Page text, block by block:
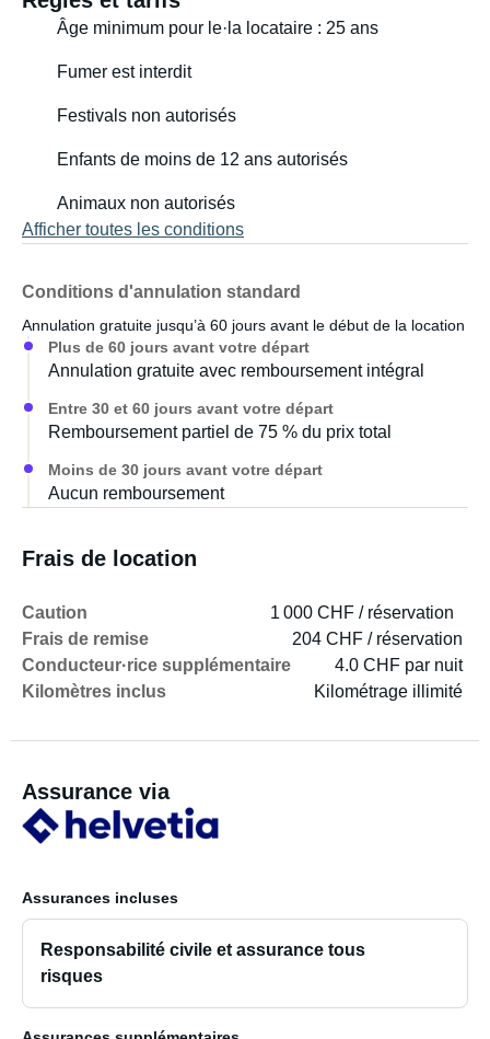
Âge minimum pour le·la locataire : 25 ans
Fumer est interdit
Festivals non autorisés
Enfants de moins de 12 ans autorisés
Animaux non autorisés
Afficher toutes les conditions
Conditions d'annulation standard
Annulation gratuite jusqu’à 60 jours avant le début de la location
Plus de 60 jours avant votre départ
Annulation gratuite avec remboursement intégral
Entre 30 et 60 jours avant votre départ
Remboursement partiel de 75 % du prix total
Moins de 30 jours avant votre départ
Aucun remboursement
Frais de location
Caution
1 000 CHF / réservation
Frais de remise
204 CHF / réservation
Conducteur·rice supplémentaire
4.0 CHF par nuit
Kilomètres inclus
Kilométrage illimité
Assurance via
Assurances incluses
Responsabilité civile et assurance tous
risques